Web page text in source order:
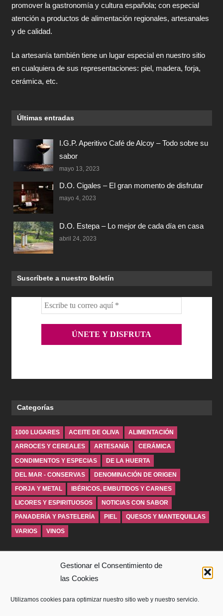
Gestionar el Consentimiento de
las Cookies
Utilizamos cookies para optimizar nuestro sitio web y nuestro servicio.
promover la gastronomía y cultura española; con especial
atención a productos de alimentación regionales, artesanales
y de calidad.
La artesanía también tiene un lugar especial en nuestro sitio
en cualquiera de sus representaciones: piel, madera, forja,
cerámica, etc.
Últimas entradas
I.G.P. Aperitivo Café de Alcoy – Todo sobre su
sabor
mayo 13, 2023
D.O. Cigales – El gran momento de disfrutar
mayo 4, 2023
D.O. Estepa – Lo mejor de cada día en casa
abril 24, 2023
Suscríbete a nuestro Boletín
Categorías
1000 LUGARES ACEITE DE OLIVA ALIMENTACIÓN
ARROCES Y CEREALES ARTESANÍA CERÁMICA
CONDIMENTOS Y ESPECIAS DE LA HUERTA
DEL MAR - CONSERVAS DENOMINACIÓN DE ORIGEN
FORJA Y METAL IBÉRICOS, EMBUTIDOS Y CARNES
LICORES Y ESPIRITUOSOS NOTICIAS CON SABOR
PANADERÍA Y PASTELERÍA PIEL QUESOS Y MANTEQUILLAS
VARIOS VINOS
SOBRE WINDROSEBLOG
AVISO LEGAL